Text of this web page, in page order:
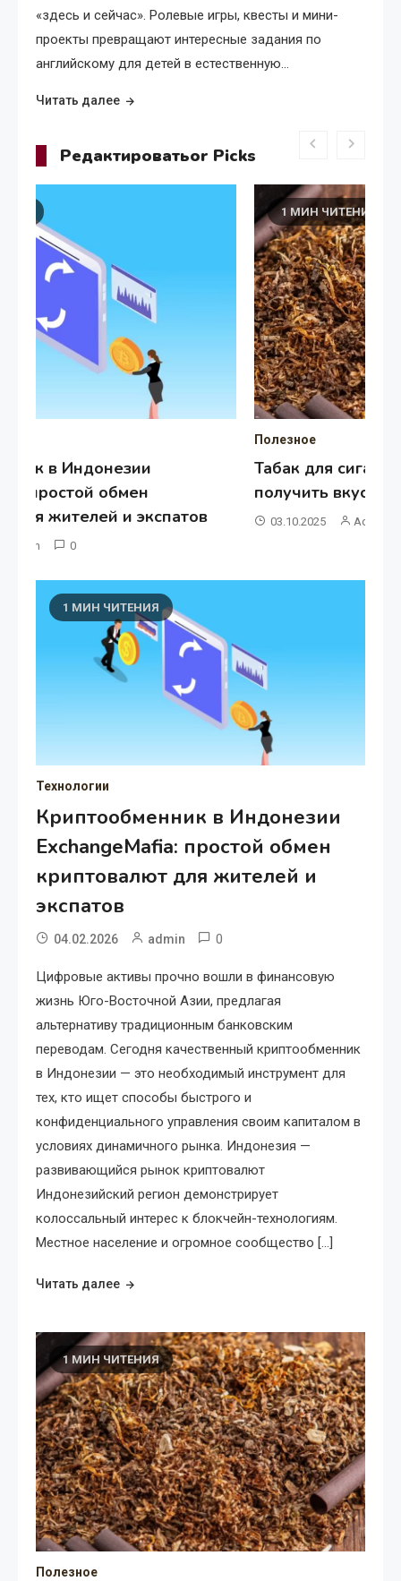
«здесь и сейчас». Ролевые игры, квесты и мини-
проекты превращают интересные задания по
английскому для детей в естественную…
Читать далее
Редактироватьor Picks
Табак для сигаретных гильз: как
получить вкус и качество с TabakGram
03.10.2025 Admin 0
1 МИН ЧИТЕНИЯ
Технологии
Криптообменник в Индонезии
ExchangeMafia: простой обмен
криптовалют для жителей и
экспатов
04.02.2026 admin 0
Цифровые активы прочно вошли в финансовую
жизнь Юго-Восточной Азии, предлагая
альтернативу традиционным банковским
переводам. Сегодня качественный криптообменник
в Индонезии — это необходимый инструмент для
тех, кто ищет способы быстрого и
конфиденциального управления своим капиталом в
условиях динамичного рынка. Индонезия —
развивающийся рынок криптовалют
Индонезийский регион демонстрирует
колоссальный интерес к блокчейн-технологиям.
Местное население и огромное сообщество […]
Читать далее
1 МИН ЧИТЕНИЯ
Полезное